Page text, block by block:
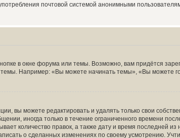
почтовой системой анонимными
в окне форума или темы. Возможно, вам придётся
Например: «Вы можете начинать темы», «Вы можете
вы можете редактировать и удалять только свои
иногда только в течение ограниченного времени
количество правок, а также дату и время последней
о сделанных изменениях по своему усмотрению.